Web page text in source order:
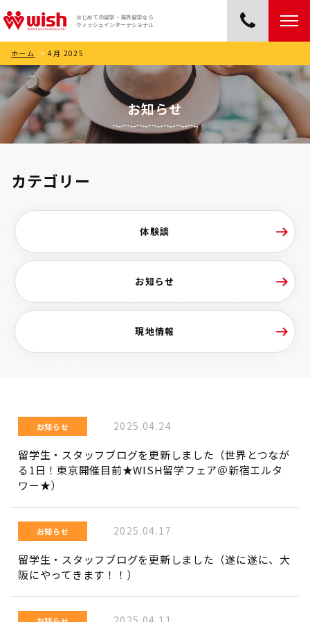
はじめての留学・海外留学なら
ウィッシュインターナショナル
ホーム > 4月 2025
お知らせ
カテゴリー
体験談
お知らせ
現地情報
お知らせ 2025.04.24
留学生・スタッフブログを更新しました（世界とつなが
る1日！東京開催目前★WISH留学フェア＠新宿エルタ
ワー★）
お知らせ 2025.04.17
留学生・スタッフブログを更新しました（遂に遂に、大
阪にやってきます！！）